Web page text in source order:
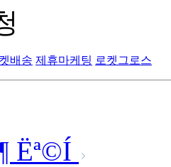
배송 제휴마케팅 로켓그로스
Ëª©Í